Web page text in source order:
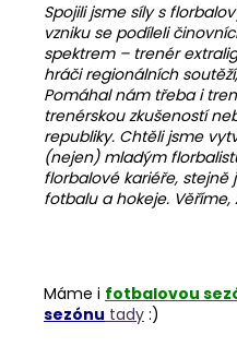
Spojili jsme síly s
vzniku se podíleli
spektrem – trenér
hráči regionálních
Pomáhal nám třeba i
trenérskou zkušeností
republiky. Chtěli jsme
(nejen) mladým
florbalové kariéře,
fotbalu a hokeje. Věříme,
Máme i fotbalovou
sezónu tady :)